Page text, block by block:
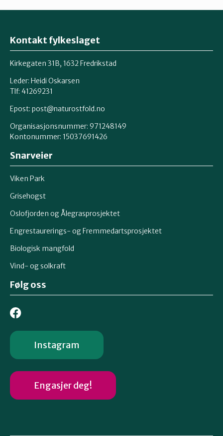
Kontakt fylkeslaget
Kirkegaten 31B, 1632 Fredrikstad
Leder: Heidi Oskarsen
Tlf: 41269231
Epost: post@naturostfold.no
Organisasjonsnummer: 971248149
Kontonummer: 15037691426
Snarveier
Viken Park
Grisehogst
Oslofjorden og Ålegrasprosjektet
Engrestaurerings- og Fremmedartsprosjektet
Biologisk mangfold
Vind- og solkraft
Følg oss
Instagram
Engasjer deg!